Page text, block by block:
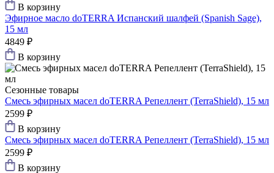
В корзину
Эфирное масло doTERRA Испанский шалфей (Spanish Sage),
15 мл
4849 ₽
В корзину
Сезонные товары
Смесь эфирных масел doTERRA Репеллент (TerraShield), 15 мл
2599 ₽
В корзину
Смесь эфирных масел doTERRA Репеллент (TerraShield), 15 мл
2599 ₽
В корзину